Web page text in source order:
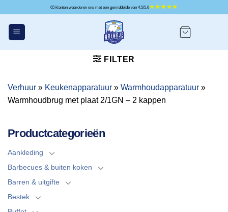
inhoud
65 klanten waarderen ons met een gemiddelde van 4.5/5.0
FILTER
Verhuur » Keukenapparatuur » Warmhoudapparatuur »
Warmhoudbrug met plaat 2/1GN – 2 kappen
Productcategorieën
Aankleding
Barbecues & buiten koken
Barren & uitgifte
Bestek